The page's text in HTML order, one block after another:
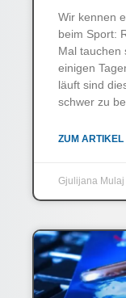
Wir kennen
beim Sport:
Mal tauchen
einigen
läuft sind
schwer zu
ZUM ARTIKEL
Gjulijana Mulaj